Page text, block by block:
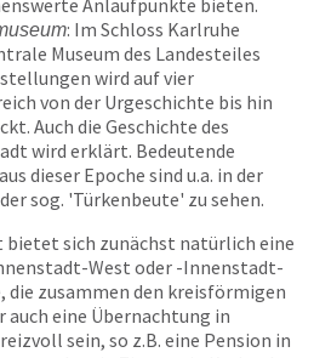
Anlaufpunkte bieten.
: Im Schloss Karlruhe
Museum des Landesteiles
wird auf vier
von der Urgeschichte bis hin
Auch die Geschichte des
wird erklärt. Bedeutende
dieser Epoche sind u.a. in der
sog. 'Türkenbeute' zu sehen.
bietet sich zunächst natürlich eine
West oder -Innenstadt-
die zusammen den kreisförmigen
auch eine Übernachtung in
sein, so z.B. eine Pension in